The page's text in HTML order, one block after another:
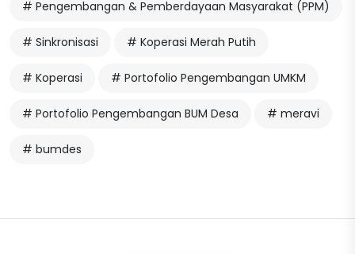
# Pengembangan & Pemberdayaan Masyarakat (PPM)
# Sinkronisasi # Koperasi Merah Putih
# Koperasi # Portofolio Pengembangan UMKM
# Portofolio Pengembangan BUM Desa # meravi
# bumdes